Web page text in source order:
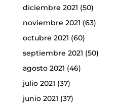
diciembre 2021 (50)
noviembre 2021 (63)
octubre 2021 (60)
septiembre 2021 (50)
agosto 2021 (46)
julio 2021 (37)
junio 2021 (37)